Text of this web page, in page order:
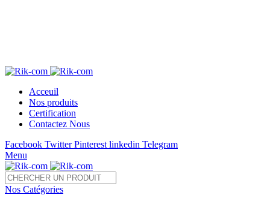
Acceuil
Nos produits
Certification
Contactez Nous
Facebook Twitter Pinterest linkedin Telegram
Menu
Nos Catégories